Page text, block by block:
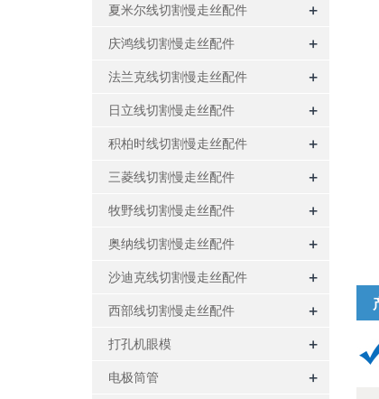
夏米尔线切割慢走丝配件 +
庆鸿线切割慢走丝配件 +
法兰克线切割慢走丝配件 +
日立线切割慢走丝配件 +
积柏时线切割慢走丝配件 +
三菱线切割慢走丝配件 +
牧野线切割慢走丝配件 +
奥纳线切割慢走丝配件 +
沙迪克线切割慢走丝配件 +
西部线切割慢走丝配件 +
打孔机眼模 +
电极筒管 +